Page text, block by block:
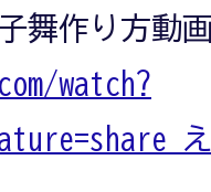
舞作り方動
watch?